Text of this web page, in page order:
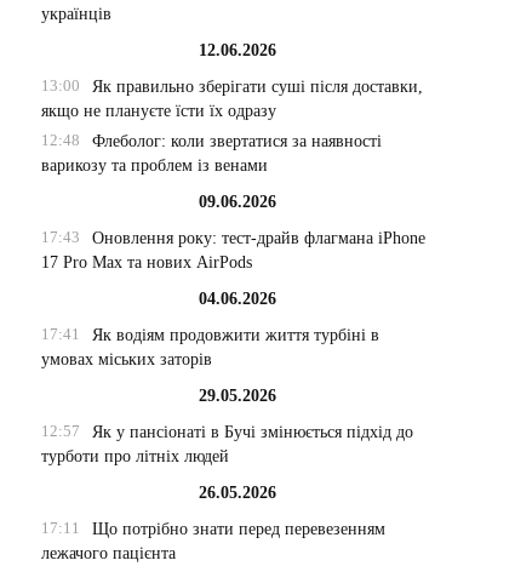
українців
12.06.2026
13:00
Як правильно зберігати суші після доставки,
якщо не плануєте їсти їх одразу
12:48
Флеболог: коли звертатися за наявності
варикозу та проблем із венами
09.06.2026
17:43
Оновлення року: тест-драйв флагмана iPhone
17 Pro Max та нових AirPods
04.06.2026
17:41
Як водіям продовжити життя турбіні в
умовах міських заторів
29.05.2026
12:57
Як у пансіонаті в Бучі змінюється підхід до
турботи про літніх людей
26.05.2026
17:11
Що потрібно знати перед перевезенням
лежачого пацієнта